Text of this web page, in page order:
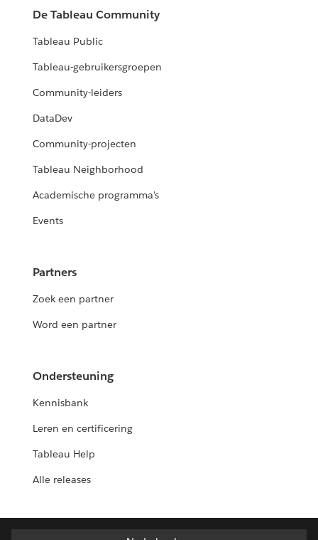
De Tableau Community
Tableau Public
Tableau-gebruikersgroepen
Community-leiders
DataDev
Community-projecten
Tableau Neighborhood
Academische programma's
Events
Partners
Zoek een partner
Word een partner
Ondersteuning
Kennisbank
Leren en certificering
Tableau Help
Alle releases